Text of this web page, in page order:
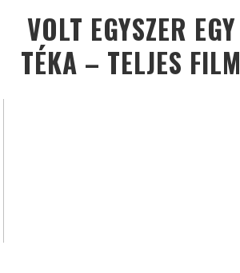
VOLT EGYSZER EGY
TÉKA – TELJES FILM